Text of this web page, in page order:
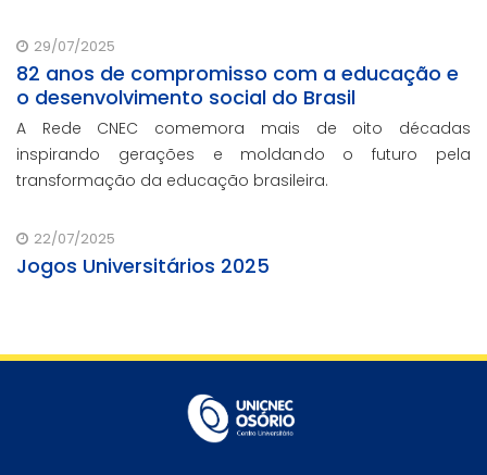
29/07/2025
82 anos de compromisso com a educação e
o desenvolvimento social do Brasil
A Rede CNEC comemora mais de oito décadas
inspirando gerações e moldando o futuro pela
transformação da educação brasileira.
22/07/2025
Jogos Universitários 2025